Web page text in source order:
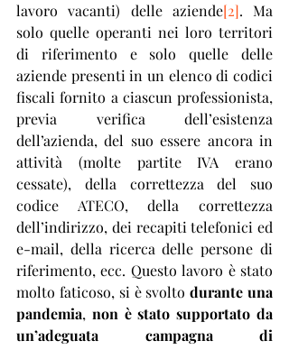
lavoro vacanti) delle aziende[2]. Ma
solo quelle operanti nei loro territori
di riferimento e solo quelle delle
aziende presenti in un elenco di codici
fiscali fornito a ciascun professionista,
previa verifica dell’esistenza
dell’azienda, del suo essere ancora in
attività (molte partite IVA erano
cessate), della correttezza del suo
codice ATECO, della correttezza
dell’indirizzo, dei recapiti telefonici ed
e-mail, della ricerca delle persone di
riferimento, ecc. Questo lavoro è stato
molto faticoso, si è svolto durante una
pandemia, non è stato supportato da
un’adeguata campagna di